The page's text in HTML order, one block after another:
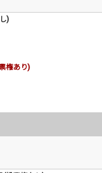
)
権あり)